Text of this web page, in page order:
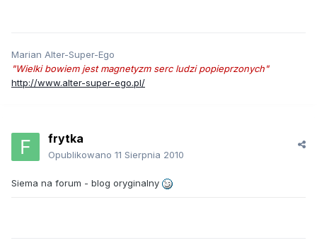
Marian Alter-Super-Ego
"Wielki bowiem jest magnetyzm serc ludzi popieprzonych"
http://www.alter-super-ego.pl/
frytka
Opublikowano 11 Sierpnia 2010
Siema na forum - blog oryginalny